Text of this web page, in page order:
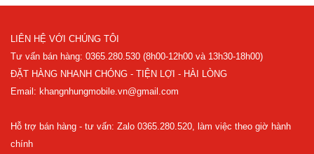
LIÊN HỆ VỚI CHÚNG TÔI
Tư vấn bán hàng: 0365.280.530 (8h00-12h00 và 13h30-18h00)
ĐẶT HÀNG NHANH CHÓNG - TIỆN LỢI - HÀI LÒNG
Email: khangnhungmobile.vn@gmail.com
Hỗ trợ bán hàng - tư vấn: Zalo 0365.280.520, làm việc theo giờ hành
chính